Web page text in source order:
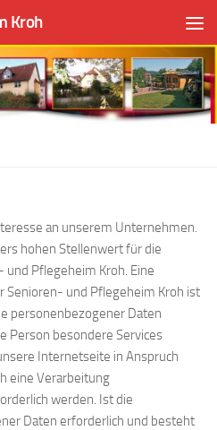
Kroh
an unserem Unternehmen.
hohen Stellenwert für die
Pflegeheim Kroh. Eine
und Pflegeheim Kroh ist
personenbezogener Daten
Person besondere Services
Internetseite in Anspruch
eine Verarbeitung
werden. Ist die
Daten erforderlich und besteht